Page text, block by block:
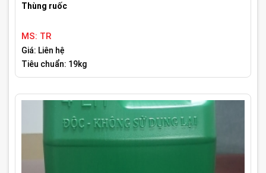
Thùng ruốc
MS: TR
Giá: Liên hệ
Tiêu chuẩn: 19kg